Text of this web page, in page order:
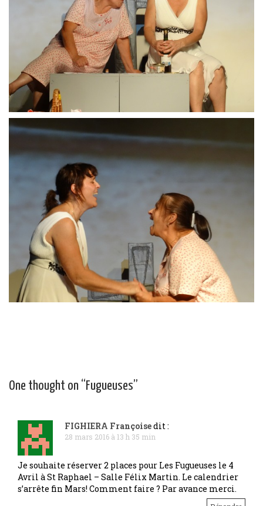
One thought on “Fugueuses”
FIGHIERA Françoisedit :
28 mars 2016 à 13 h 35 min
Je souhaite réserver 2 places pour Les Fugueuses le 4
Avril à St Raphael – Salle Félix Martin. Le calendrier
s’arrête fin Mars! Comment faire ? Par avance merci.